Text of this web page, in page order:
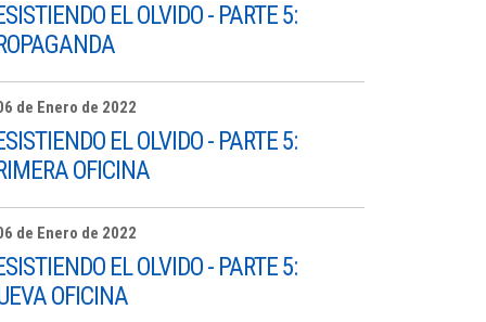
EL OLVIDO - PARTE 5:
de Enero de 2022
EL OLVIDO - PARTE 5:
OFICINA
de Enero de 2022
EL OLVIDO - PARTE 5:
OFICINA